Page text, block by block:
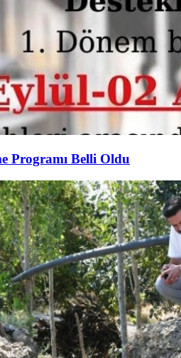
Programı Belli Oldu